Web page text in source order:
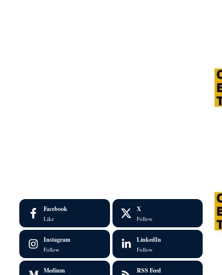
Facebook
Like
X
Follow
Instagram
Follow
LinkedIn
Follow
Medium RSS Feed